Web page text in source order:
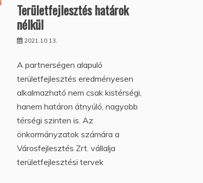
Területfejlesztés határok
nélkül
2021.10.13.
A partnerségen alapuló
területfejlesztés eredményesen
alkalmazható nem csak kistérségi,
hanem határon átnyúló, nagyobb
térségi szinten is. Az
önkormányzatok számára a
Városfejlesztés Zrt. vállalja
területfejlesztési tervek